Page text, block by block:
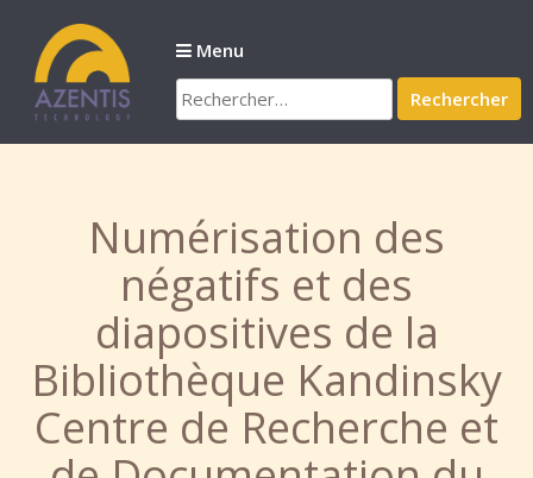
contenu
Menu
Rechercher :
Numérisation des
négatifs et des
diapositives de la
Bibliothèque Kandinsky
Centre de Recherche et